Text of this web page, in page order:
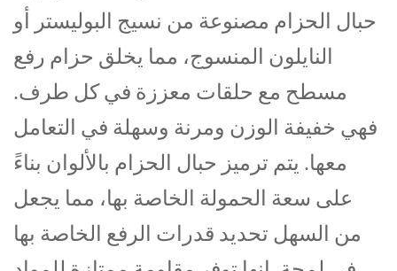
حبال الحزام مصنوعة من نسيج البوليستر أو
النايلون المنسوج، مما يخلق حزام رفع
مسطح مع حلقات معززة في كل طرف.
فهي خفيفة الوزن ومرنة وسهلة في التعامل
معها. يتم ترميز حبال الحزام بالألوان بناءً
على سعة الحمولة الخاصة بها، مما يجعل
من السهل تحديد قدرات الرفع الخاصة بها